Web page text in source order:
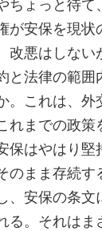
ちょっと待て
が安保を現状
改悪はしない
と法律の範囲
。これは、外
れまでの政策
はやはり堅
のまま存続す
、安保の条文
る。それはま